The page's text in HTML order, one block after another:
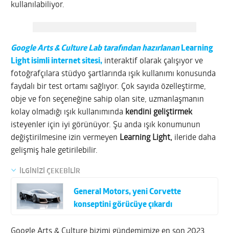
kullanılabiliyor.
Google Arts & Culture Lab tarafından hazırlanan Learning
Lightisimli internet sitesi, interaktif olarak çalışıyor ve
fotoğrafçılara stüdyo şartlarında ışık kullanımı konusunda
faydalı bir test ortamı sağlıyor. Çok sayıda özelleştirme,
obje ve fon seçeneğine sahip olan site, uzmanlaşmanın
kolay olmadığı ışık kullanımında kendini geliştirmek
isteyenler için iyi görünüyor. Şu anda ışık konumunun
değiştirilmesine izin vermeyen Learning Light, ileride daha
gelişmiş hale getirilebilir.
İLGİNİZİ ÇEKEBİLİR
General Motors, yeni Corvette
konseptini görücüye çıkardı